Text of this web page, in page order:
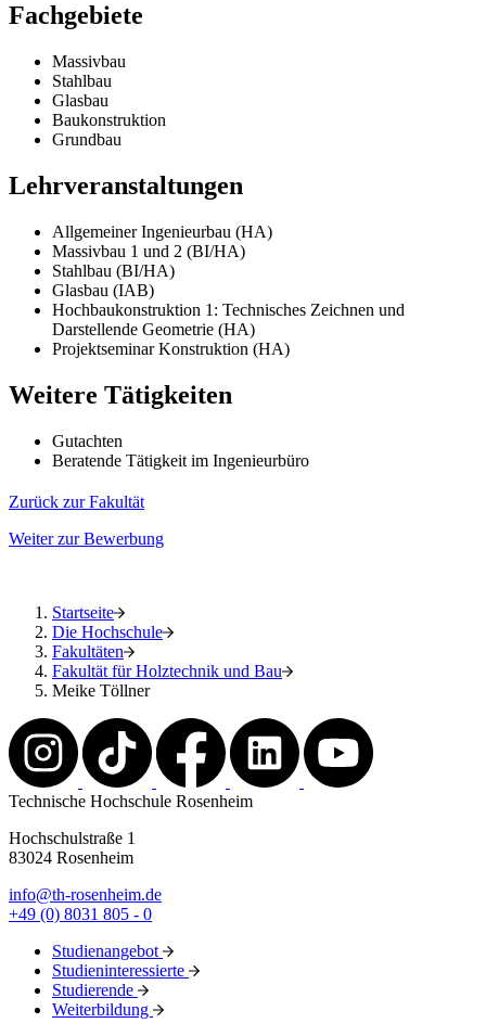
Fachgebiete
Massivbau
Stahlbau
Glasbau
Baukonstruktion
Grundbau
Lehrveranstaltungen
Allgemeiner Ingenieurbau (HA)
Massivbau 1 und 2 (BI/HA)
Stahlbau (BI/HA)
Glasbau (IAB)
Hochbaukonstruktion 1: Technisches Zeichnen und
Darstellende Geometrie (HA)
Projektseminar Konstruktion (HA)
Weitere Tätigkeiten
Gutachten
Beratende Tätigkeit im Ingenieurbüro
Zurück zur Fakultät
Weiter zur Bewerbung
Startseite
Die Hochschule
Fakultäten
Fakultät für Holztechnik und Bau
Meike Töllner
Technische Hochschule Rosenheim
Hochschulstraße 1
83024 Rosenheim
info@th-rosenheim.de
+49 (0) 8031 805 - 0
Studienangebot
Studieninteressierte
Studierende
Weiterbildung